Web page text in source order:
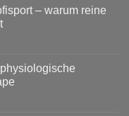
– warum reine